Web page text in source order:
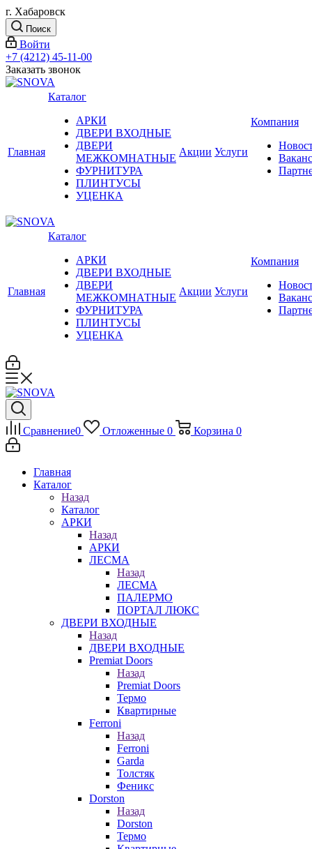
г. Хабаровск
Поиск
Войти
+7 (4212) 45-11-00
Заказать звонок
Главная
Каталог
АРКИ
ДВЕРИ ВХОДНЫЕ
ДВЕРИ
МЕЖКОМНАТНЫЕ
ФУРНИТУРА
ПЛИНТУСЫ
УЦЕНКА
Акции Услуги
Компания
Главная
Каталог
АРКИ
ДВЕРИ ВХОДНЫЕ
ДВЕРИ
МЕЖКОМНАТНЫЕ
ФУРНИТУРА
ПЛИНТУСЫ
УЦЕНКА
Акции Услуги
Компания
Сравнение0 Отложенные 0 Корзина 0
Главная
Каталог
Назад
Каталог
АРКИ
Назад
АРКИ
ЛЕСМА
Назад
ЛЕСМА
ПАЛЕРМО
ПОРТАЛ ЛЮКС
ДВЕРИ ВХОДНЫЕ
Назад
ДВЕРИ ВХОДНЫЕ
Premiat Doors
Назад
Premiat Doors
Термо
Квартирные
Ferroni
Назад
Ferroni
Garda
Толстяк
Феникс
Dorston
Назад
Dorston
Термо